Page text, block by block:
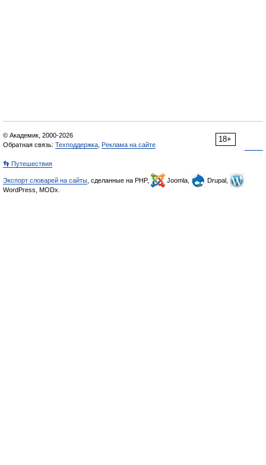
18+
© Академик, 2000-2026
Обратная связь: Техподдержка Реклама на сайте
👣 Путешествия
Экспорт словарей на сайты , сделанные на PHP, Joomla,
Drupal,
WordPress, MODx.